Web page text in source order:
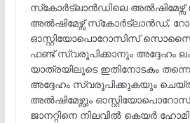
സ്‌കോർട്‌ലാൻഡിലെ അൽഷിമേഴ്സ്
അൽഷിമേഴ്സ് സ്‌കോർട്‌ലാൻഡ്,
ഓസ്റ്റിയോപൊറോസിസ്
ഫണ്ട് സ്വരൂപിക്കാനും അദ്ദേഹം
യാത്രയിലൂടെ ഇതിനോടകം
അദ്ദേഹം സ്വരൂപിക്കുകയും
അൽഷിമേഴ്സും
ജാനറ്റിനെ നിലവില്‍ കെയർ